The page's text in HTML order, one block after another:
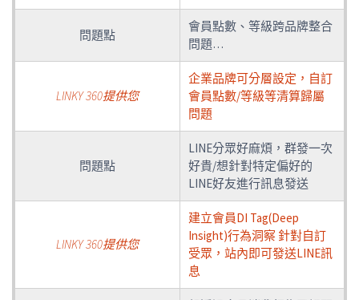
問題點
會員點數、等級跨品牌整合
問題…
LINKY 360提供您
企業品牌可分層設定，自訂
會員點數/等級等清算歸屬
問題
問題點
LINE分眾好麻煩，群發一次
好貴/想針對特定偏好的
LINE好友進行訊息發送
LINKY 360提供您
建立會員DI Tag(Deep
Insight)行為洞察 針對自訂
受眾，站內即可發送LINE訊
息